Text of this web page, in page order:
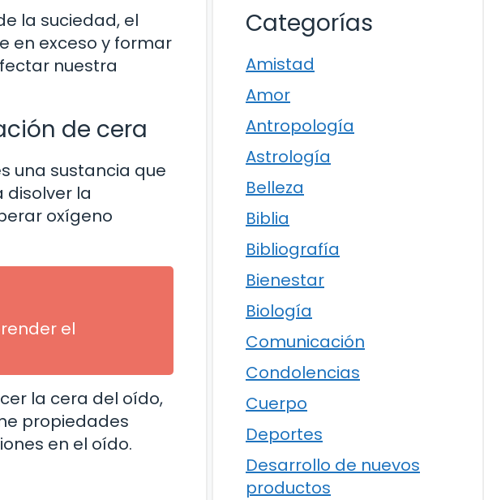
la suciedad, el
en exceso y formar
nuestra
de cera
una sustancia que
disolver la
oxígeno
el
la cera del oído,
propiedades
en el oído.
Categorías
Amistad
Amor
Antropología
Astrología
Belleza
Biblia
Bibliografía
Bienestar
Biología
Comunicación
Condolencias
Cuerpo
Deportes
Desarrollo de nuevos
productos